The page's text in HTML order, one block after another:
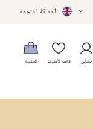
المملكة المتحدة
حسابي قائمة الأمنيات الحقيبة